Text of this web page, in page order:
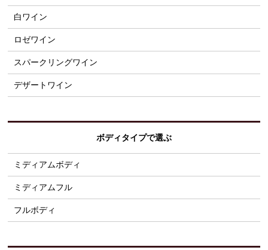
白ワイン
ロゼワイン
スパークリングワイン
デザートワイン
ボディタイプで選ぶ
ミディアムボディ
ミディアムフル
フルボディ